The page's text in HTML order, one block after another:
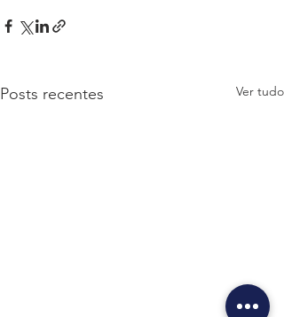
Posts recentes Ver tudo